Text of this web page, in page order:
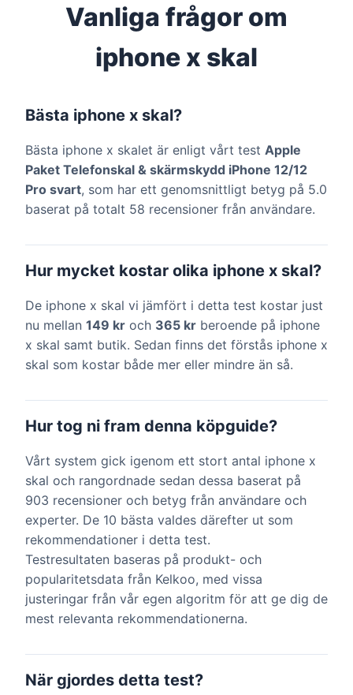
Vanliga frågor om
iphone x skal
Bästa iphone x skal?
Bästa iphone x skalet är enligt vårt test Apple
Paket Telefonskal & skärmskydd iPhone 12/12
Pro svart, som har ett genomsnittligt betyg på 5.0
baserat på totalt 58 recensioner från användare.
Hur mycket kostar olika iphone x skal?
De iphone x skal vi jämfört i detta test kostar just
nu mellan 149 kr och 365 kr beroende på iphone
x skal samt butik. Sedan finns det förstås iphone x
skal som kostar både mer eller mindre än så.
Hur tog ni fram denna köpguide?
Vårt system gick igenom ett stort antal iphone x
skal och rangordnade sedan dessa baserat på
903 recensioner och betyg från användare och
experter. De 10 bästa valdes därefter ut som
rekommendationer i detta test.
Testresultaten baseras på produkt- och
popularitetsdata från Kelkoo, med vissa
justeringar från vår egen algoritm för att ge dig de
mest relevanta rekommendationerna.
När gjordes detta test?